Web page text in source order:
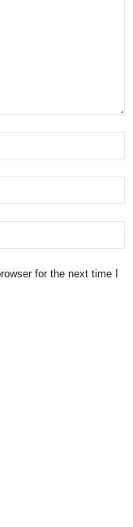
for the next time I